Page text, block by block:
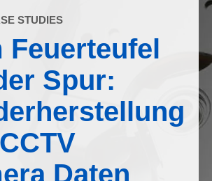
STUDIES
Feuerteufel
Spur:
Daten